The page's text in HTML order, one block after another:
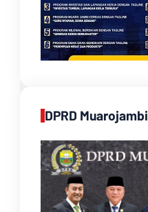
DPRD Muarojambi